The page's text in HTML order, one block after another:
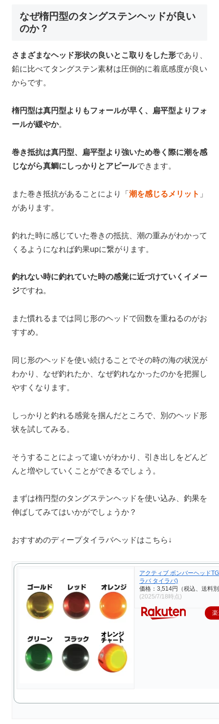
なぜ楕円型のタングステンヘッドが良い
のか？
さまざまなヘッド形状の良いとこ取りをした形であり、
鉛に比べてタングステン素材は圧倒的に着底感度が良い
からです。
楕円型は真円型よりもフォールが早く、扁平型よりフォ
ールが緩やか。
巻き抵抗は真円型、扁平型より強いため巻く際に潮を感
じながら真鯛にしっかりとアピールできます。
また巻き抵抗があることにより「 潮を感じるメリット 」
があります。
釣れた時に感じていた巻きの抵抗、潮の重みがわかって
くるようになれば釣果upに繋がります。
釣れない時に釣れていた時の感覚に近づけていくイメー
ジですね。
また慣れるまでは同じ形のヘッドで回数を重ねるのがお
すすめ。
同じ形のヘッドを使い続けることでその時の海の状況が
わかり、なぜ釣れたか、なぜ釣れなかったのかを把握し
やすくなります。
しっかりと釣れる感覚を掴んだところで、別のヘッド形
状を試してみる。
そうすることによって違いがわかり、引き出しをどんど
んと増やしていくことができるでしょう。
まずは楕円型のタングステンヘッドを使い込み、釣果を
伸ばしてみてはいかがでしょうか？
おすすめのディープタイラバヘッドはこちら↓
アクティブ ボンバーヘッド
ラバ タイラバ)
価格：3,514円（税込、送料
(2025/7/18時点)